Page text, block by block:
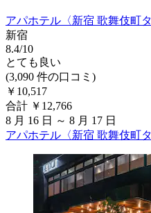
アパホテル〈新宿 歌舞伎町タ
新宿
8.4/10
とても良い
(3,090 件の口コミ)
￥10,517
合計 ￥12,766
8 月 16 日 ～ 8 月 17 日
アパホテル〈新宿 歌舞伎町タ